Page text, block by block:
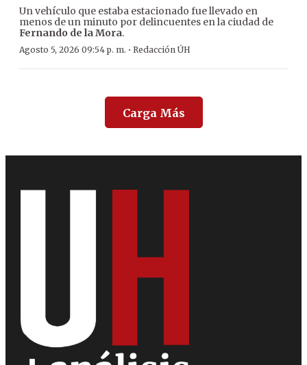
Un vehículo que estaba estacionado fue llevado en
menos de un minuto por delincuentes en la ciudad de
Fernando de la Mora.
Agosto 5, 2026 09:54 p. m. · Redacción ÚH
Carga Más